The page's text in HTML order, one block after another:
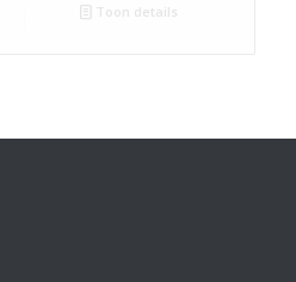
Toon details